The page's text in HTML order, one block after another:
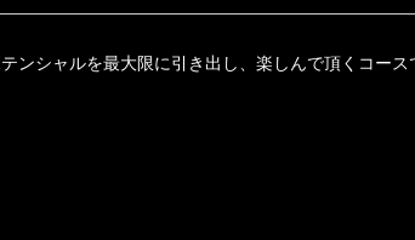
ンシャルを最大限に引き出し、楽しんで頂くコー